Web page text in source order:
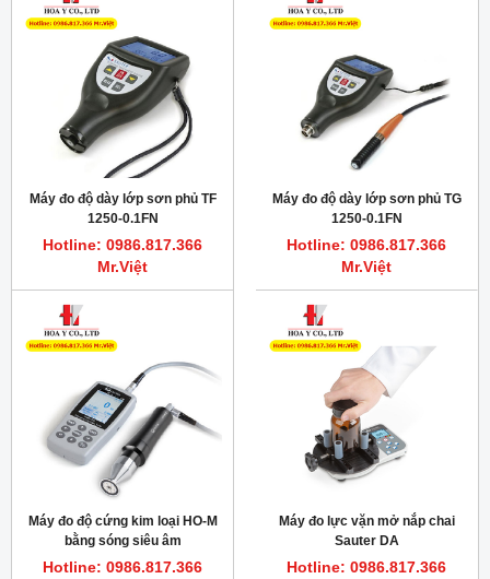
Máy đo độ dày lớp sơn phủ TF
1250-0.1FN
Hotline: 0986.817.366
Mr.Việt
Máy đo độ dày lớp sơn phủ TG
1250-0.1FN
Hotline: 0986.817.366
Mr.Việt
Máy đo độ cứng kim loại HO-M
bằng sóng siêu âm
Hotline: 0986.817.366
Máy đo lực vặn mở nắp chai
Sauter DA
Hotline: 0986.817.366